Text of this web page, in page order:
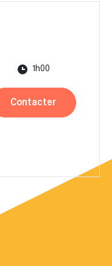
1h00
Contacter